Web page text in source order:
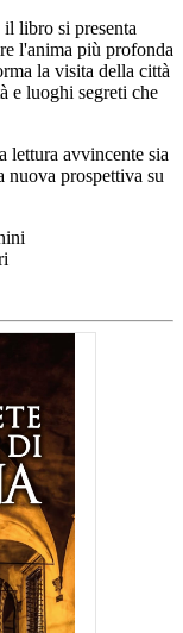
libro si presenta
l'anima più profonda
la visita della città
e luoghi segreti che
lettura avvincente sia
nuova prospettiva su